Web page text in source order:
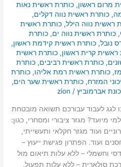
מרום ראשון,כותרת ראשית נאות
,כותרת ראשית נווה דקלים,
ראשית נווה הילל,כותרת ראשית
,כותרת ראשית נווה ים,כותרת
נובל,כותרת ראשית קידמת ראשון,
ראשית קרית ראשון,כותרת ראשית
,כותרת ראשית רביבים,כותרת
,כותרת ראשית רמת אליהו,כותרת
המזרח,כותרת ראשית שער הים,
אברמוביץ /
zion
ומעלה? תנו לגג לעבוד עבורכם תשואה מובטחת
מיועד? מגזר ציבורי ומסחרי, כגון:
ועוד מגזר חקלאי ותעשייתי,
ועוד. הפתרון פגישת ייעוץ –
וחשמלי – ללא עלות תיאום מול
סולארית – ללא עלות תפעול,